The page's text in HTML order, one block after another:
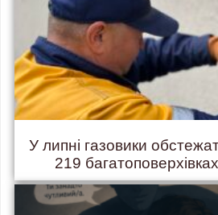
У липні газовики
219